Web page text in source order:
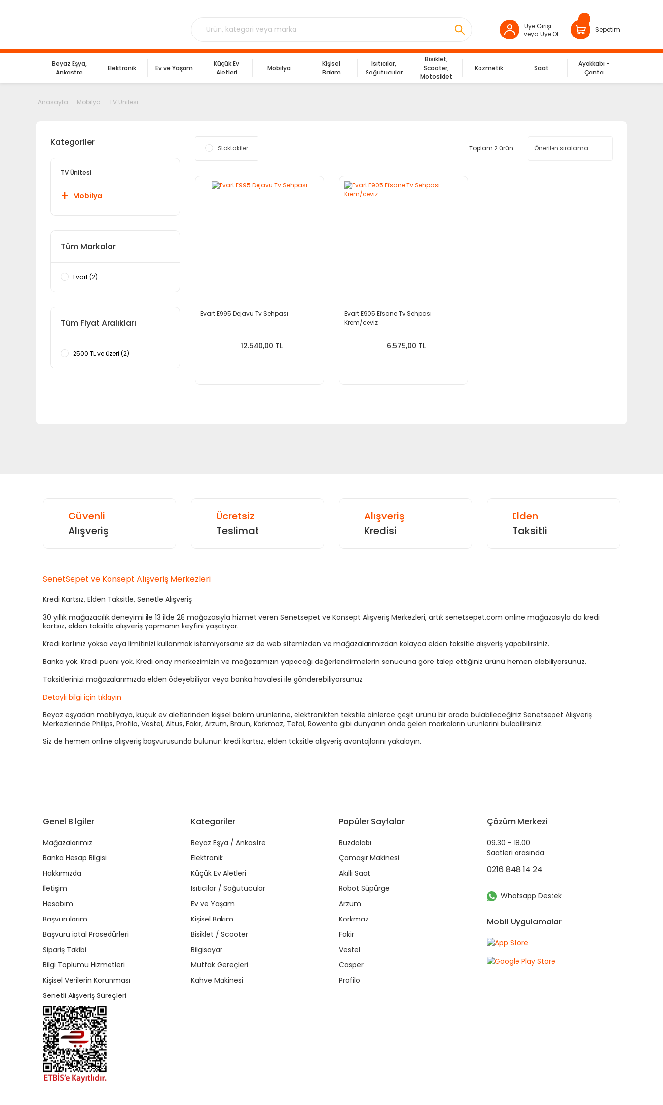
Üye Girişi
veya Üye Ol
Sepetim
Beyaz Eşya,
Ankastre
Elektronik Ev ve Yaşam
Küçük Ev
Aletleri
Mobilya
Kişisel
Bakım
Isıtıcılar,
Soğutucular
Bisiklet,
Scooter,
Motosiklet
Kozmetik Saat
Ayakkabı -
Çanta
Anasayfa Mobilya TV Ünitesi
Kategoriler
TV Ünitesi
Mobilya
Tüm Markalar
Evart (2)
Tüm Fiyat Aralıkları
2500 TL ve üzeri (2)
Stoktakiler Toplam 2 ürün
Evart E995 Dejavu Tv Sehpası
12.540,00 TL
Evart E905 Efsane Tv Sehpası
Krem/ceviz
6.575,00 TL
Güvenli
Alışveriş
Ücretsiz
Teslimat
Alışveriş
Kredisi
Elden
Taksitli
SenetSepet ve Konsept Alışveriş Merkezleri
Kredi Kartsız, Elden Taksitle, Senetle Alışveriş
30 yıllık mağazacılık deneyimi ile 13 ilde 28 mağazasıyla hizmet veren Senetsepet ve Konsept Alışveriş Merkezleri, artık senetsepet.com online mağazasıyla da kredi
kartsız, elden taksitle alışveriş yapmanın keyfini yaşatıyor.
Kredi kartınız yoksa veya limitinizi kullanmak istemiyorsanız siz de web sitemizden ve mağazalarımızdan kolayca elden taksitle alışveriş yapabilirsiniz.
Banka yok. Kredi puanı yok. Kredi onay merkezimizin ve mağazamızın yapacağı değerlendirmelerin sonucuna göre talep ettiğiniz ürünü hemen alabiliyorsunuz.
Taksitlerinizi mağazalarımızda elden ödeyebiliyor veya banka havalesi ile gönderebiliyorsunuz
Detaylı bilgi için tıklayın
Beyaz eşyadan mobilyaya, küçük ev aletlerinden kişisel bakım ürünlerine, elektronikten tekstile binlerce çeşit ürünü bir arada bulabileceğiniz Senetsepet Alışveriş
Merkezlerinde Philips, Profilo, Vestel, Altus, Fakir, Arzum, Braun, Korkmaz, Tefal, Rowenta gibi dünyanın önde gelen markaların ürünlerini bulabilirsiniz.
Siz de hemen online alışveriş başvurusunda bulunun kredi kartsız, elden taksitle alışveriş avantajlarını yakalayın.
Genel Bilgiler
Mağazalarımız
Banka Hesap Bilgisi
Hakkımızda
İletişim
Hesabım
Başvurularım
Başvuru iptal Prosedürleri
Sipariş Takibi
Bilgi Toplumu Hizmetleri
Kişisel Verilerin Korunması
Senetli Alışveriş Süreçleri
Kategoriler
Beyaz Eşya / Ankastre
Elektronik
Küçük Ev Aletleri
Isıtıcılar / Soğutucular
Ev ve Yaşam
Kişisel Bakım
Bisiklet / Scooter
Bilgisayar
Mutfak Gereçleri
Kahve Makinesi
Popüler Sayfalar
Buzdolabı
Çamaşır Makinesi
Akıllı Saat
Robot Süpürge
Arzum
Korkmaz
Fakir
Vestel
Casper
Profilo
Çözüm Merkezi
09.30 - 18.00
Saatleri arasında
0216 848 14 24
Whatsapp Destek
Mobil Uygulamalar